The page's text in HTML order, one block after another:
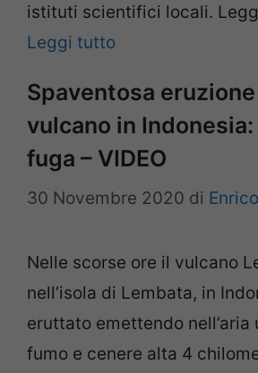
istituti scientifici locali.
Leggi tutto
Spaventosa
vulcano in
fuga – VIDEO
30 Novembre 2020 di Enrico
Nelle scorse ore il vulcano
nell’isola di Lembata, in
eruttato emettendo nell’aria
fumo e cenere alta 4